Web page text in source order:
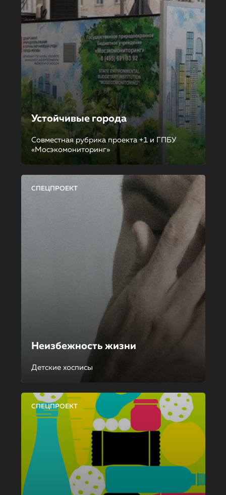
Устойчивые города
Совместная рубрика проекта +1 и ГПБУ
«Мосэкомониторинг»
СПЕЦПРОЕКТ
Неизбежность жизни
Детские хосписы
СПЕЦПРОЕКТ